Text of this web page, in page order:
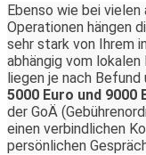
Ebenso wie bei
Operationen hängen
sehr stark von Ihrem
abhängig vom lokalen
liegen je nach
5000 Euro und 9000
der GoÄ
einen verbindlichen
persönlichen